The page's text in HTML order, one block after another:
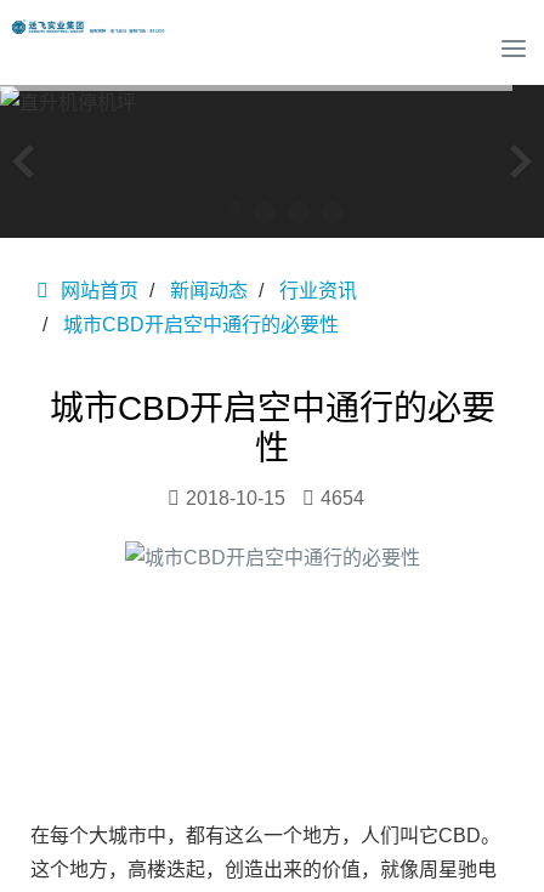
T
o
l
a
网站首页 新闻动态
行业资讯
城市CBD开启空中通行的必要性
城市CBD开启空中通行的必要
性
2018-10-15 4654
在每个大城市中，都有这么一个地方，人们叫它CBD。
这个地方，高楼迭起，创造出来的价值，就像周星驰电